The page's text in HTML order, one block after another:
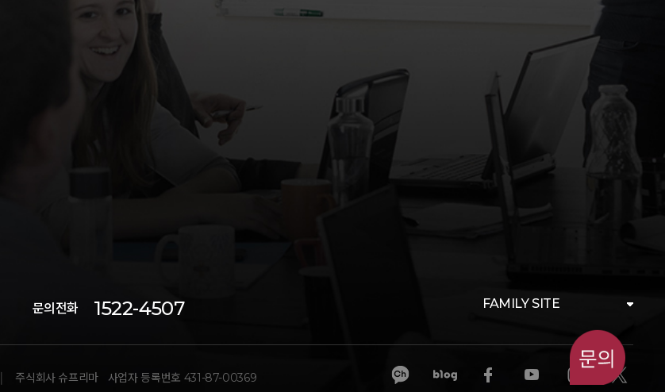
문의전화 1522-4507 FAMILY SITE
주식회사 슈프리마 사업자 등록번호 431-87-00369